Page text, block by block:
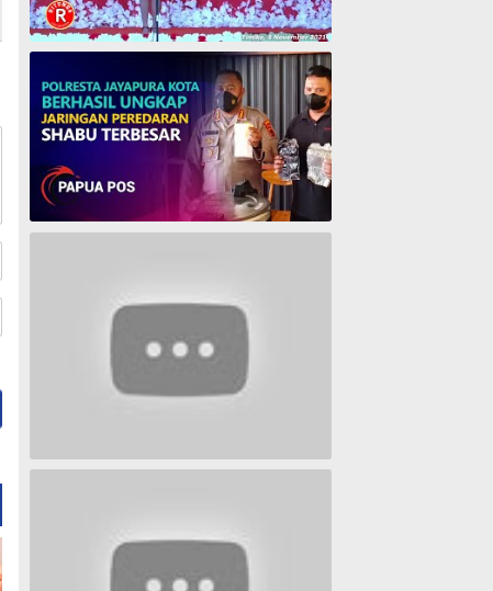
Cantika Manurung Raih Medali Emas di Pesparawi XIII se Tanah Papua
Polresta Jayapura Berhasil ungkap jaringan peredaran shabu terbesar
Lagu Timur yang Paling 2022